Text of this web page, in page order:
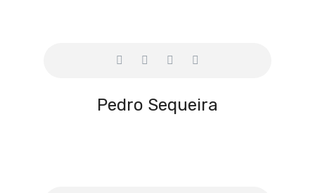
Pedro Sequeira